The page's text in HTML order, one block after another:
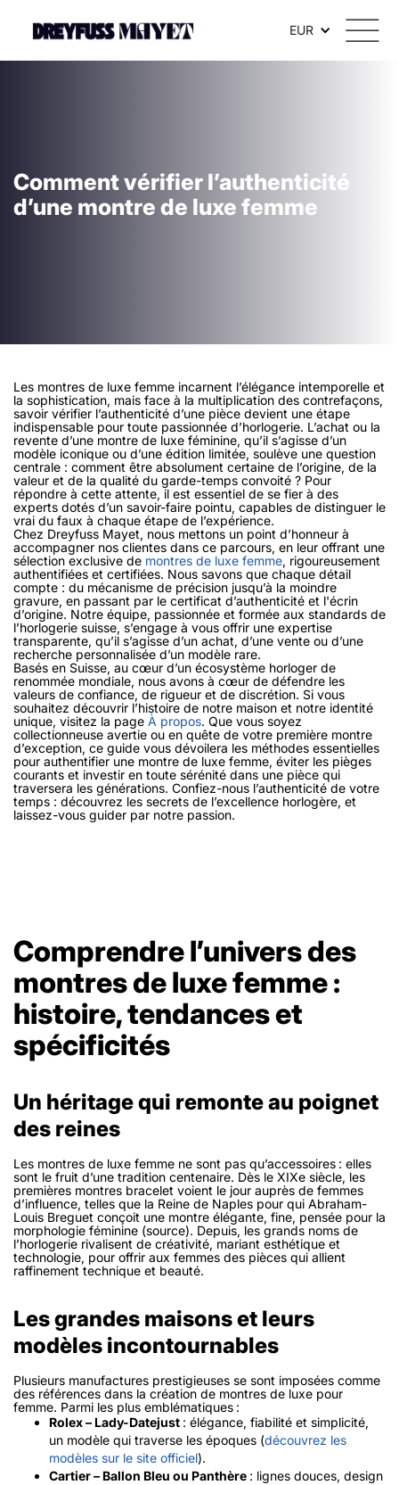
EUR
Comment vérifier l’authenticité
d’une montre de luxe femme
Les montres de luxe femme incarnent l’élégance intemporelle et
la sophistication, mais face à la multiplication des contrefaçons,
savoir vérifier l’authenticité d’une pièce devient une étape
indispensable pour toute passionnée d’horlogerie. L’achat ou la
revente d’une montre de luxe féminine, qu’il s’agisse d’un
modèle iconique ou d’une édition limitée, soulève une question
centrale : comment être absolument certaine de l’origine, de la
valeur et de la qualité du garde-temps convoité ? Pour
répondre à cette attente, il est essentiel de se fier à des
experts dotés d’un savoir-faire pointu, capables de distinguer le
vrai du faux à chaque étape de l’expérience.
Chez Dreyfuss Mayet, nous mettons un point d’honneur à
accompagner nos clientes dans ce parcours, en leur offrant une
sélection exclusive de montres de luxe femme, rigoureusement
authentifiées et certifiées. Nous savons que chaque détail
compte : du mécanisme de précision jusqu’à la moindre
gravure, en passant par le certificat d’authenticité et l'écrin
d’origine. Notre équipe, passionnée et formée aux standards de
l’horlogerie suisse, s’engage à vous offrir une expertise
transparente, qu’il s’agisse d’un achat, d’une vente ou d’une
recherche personnalisée d’un modèle rare.
Basés en Suisse, au cœur d’un écosystème horloger de
renommée mondiale, nous avons à cœur de défendre les
valeurs de confiance, de rigueur et de discrétion. Si vous
souhaitez découvrir l’histoire de notre maison et notre identité
unique, visitez la page À propos. Que vous soyez
collectionneuse avertie ou en quête de votre première montre
d’exception, ce guide vous dévoilera les méthodes essentielles
pour authentifier une montre de luxe femme, éviter les pièges
courants et investir en toute sérénité dans une pièce qui
traversera les générations. Confiez-nous l’authenticité de votre
temps : découvrez les secrets de l’excellence horlogère, et
laissez-vous guider par notre passion.
Comprendre l’univers des
montres de luxe femme :
histoire, tendances et
spécificités
Un héritage qui remonte au poignet
des reines
Les montres de luxe femme ne sont pas qu’accessoires : elles
sont le fruit d’une tradition centenaire. Dès le XIXe siècle, les
premières montres bracelet voient le jour auprès de femmes
d’influence, telles que la Reine de Naples pour qui Abraham-
Louis Breguet conçoit une montre élégante, fine, pensée pour la
morphologie féminine (source). Depuis, les grands noms de
l’horlogerie rivalisent de créativité, mariant esthétique et
technologie, pour offrir aux femmes des pièces qui allient
raffinement technique et beauté.
Les grandes maisons et leurs
modèles incontournables
Plusieurs manufactures prestigieuses se sont imposées comme
des références dans la création de montres de luxe pour
femme. Parmi les plus emblématiques :
Rolex – Lady-Datejust : élégance, fiabilité et simplicité,
un modèle qui traverse les époques (découvrez les
modèles sur le site officiel).
Cartier – Ballon Bleu ou Panthère : lignes douces, design